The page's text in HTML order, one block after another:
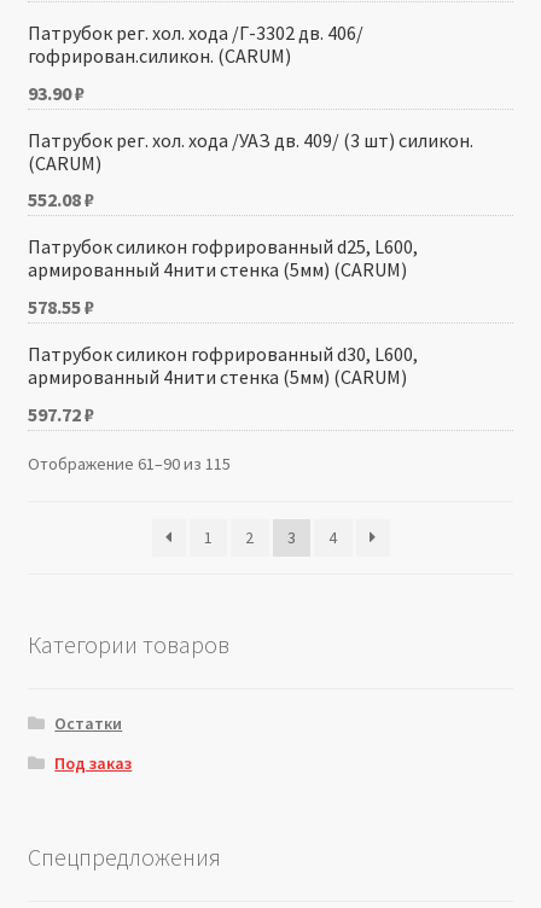
Патрубок рег. хол. хода /Г-3302 дв. 406/
гофрирован.силикон. (CARUM)
93.90₽
Патрубок рег. хол. хода /УАЗ дв. 409/ (3 шт) силикон.
(CARUM)
552.08₽
Патрубок силикон гофрированный d25, L600,
армированный 4нити стенка (5мм) (CARUM)
578.55₽
Патрубок силикон гофрированный d30, L600,
армированный 4нити стенка (5мм) (CARUM)
597.72₽
Отображение 61–90 из 115
1 2 3 4
Категории товаров
Остатки
Под заказ
Спецпредложения